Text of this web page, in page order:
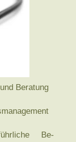
Beratung
Be­